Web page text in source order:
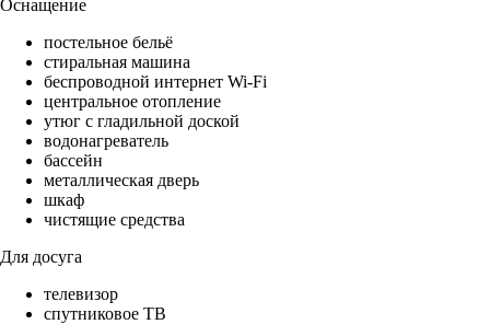
Оснащение
постельное бельё
стиральная машина
беспроводной интернет Wi-Fi
центральное отопление
утюг с гладильной доской
водонагреватель
бассейн
металлическая дверь
шкаф
чистящие средства
Для досуга
телевизор
спутниковое ТВ